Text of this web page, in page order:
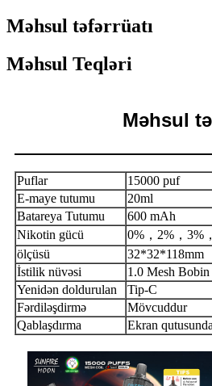
Məhsul təfərrüatı
Məhsul Teqləri
Məhsul
Puflar
15000 puf
E-maye tutumu
20ml
Batareya Tutumu
600 mAh
Nikotin gücü
0%，2%，3%
ölçüsü
32*32*118mm
İstilik nüvəsi
1.0 Mesh Bobin
Yenidən doldurulan
Tip-C
Fərdiləşdirmə
Mövcuddur
Qablaşdırma
Ekran